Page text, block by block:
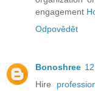
engagement
Odpovědět
Bonoshree
Hire